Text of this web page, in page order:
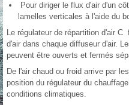
Pour diriger le flux d'air d'un
lamelles verticales à l'aide du
Le régulateur de répartition d'air
d'air dans chaque diffuseur d'air.
peuvent être ouverts et fermés
De l'air chaud ou froid arrive par
position du régulateur du
conditions climatiques.